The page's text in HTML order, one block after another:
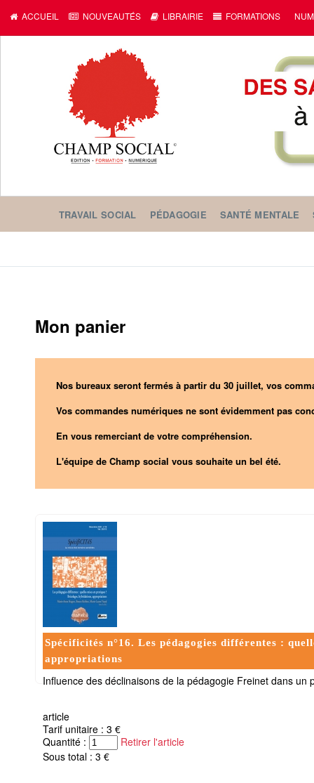
ACCUEIL NOUVEAUTÉS LIBRAIRIE FORMATIONS
TRAVAIL SOCIAL PÉDAGOGIE SANTÉ MENTALE
Mon panier
Nos bureaux seront fermés à partir du 30 juillet, vos
Vos commandes numériques ne sont évidemment pas
En vous remerciant de votre compréhension.
L'équipe de Champ social vous souhaite un bel été.
Spécificités n°16. Les pédagogies différentes :
appropriations
Influence des déclinaisons de la pédagogie Freinet dans un
article
Tarif unitaire : 3 €
Quantité :
Retirer l'article
Sous total : 3 €